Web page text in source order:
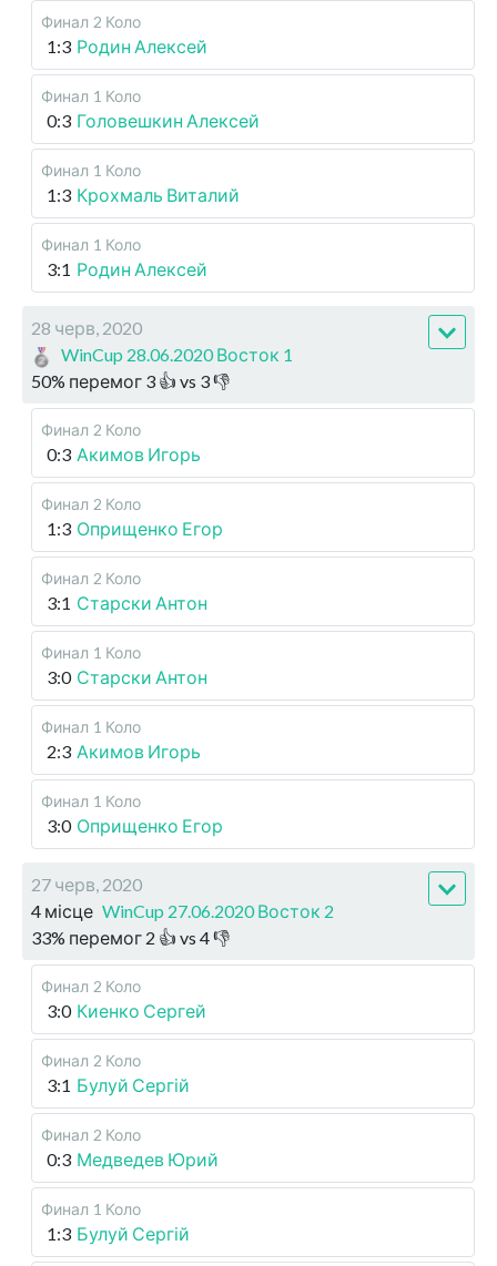
Финал 2 Коло
1:3 Родин Алексей
Финал 1 Коло
0:3 Головешкин Алексей
Финал 1 Коло
1:3 Крохмаль Виталий
Финал 1 Коло
3:1 Родин Алексей
28 черв, 2020
WinCup 28.06.2020 Восток 1
50% перемог 3 👍 vs 3👎
Финал 2 Коло
0:3 Акимов Игорь
Финал 2 Коло
1:3 Оприщенко Егор
Финал 2 Коло
3:1 Старски Антон
Финал 1 Коло
3:0 Старски Антон
Финал 1 Коло
2:3 Акимов Игорь
Финал 1 Коло
3:0 Оприщенко Егор
27 черв, 2020
4 місце WinCup 27.06.2020 Восток 2
33% перемог 2 👍 vs 4👎
Финал 2 Коло
3:0 Киенко Сергей
Финал 2 Коло
3:1 Булуй Сергій
Финал 2 Коло
0:3 Медведев Юрий
Финал 1 Коло
1:3 Булуй Сергій